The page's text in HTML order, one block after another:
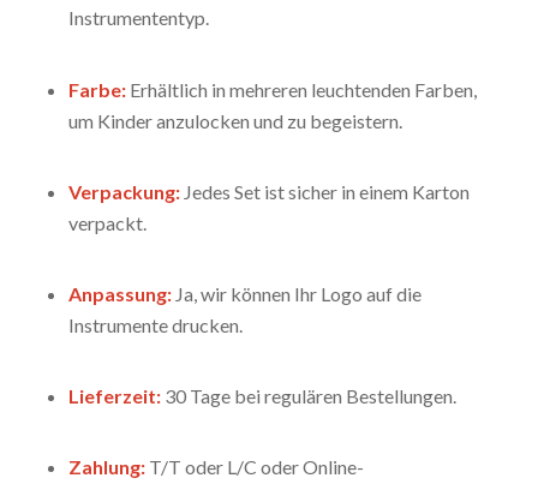
Instrumententyp.
Farbe:Erhältlich in mehreren leuchtenden Farben,
um Kinder anzulocken und zu begeistern.
Verpackung:Jedes Set ist sicher in einem Karton
verpackt.
Anpassung:Ja, wir können Ihr Logo auf die
Instrumente drucken.
Lieferzeit:30 Tage bei regulären Bestellungen.
Zahlung:T/T oder L/C oder Online-